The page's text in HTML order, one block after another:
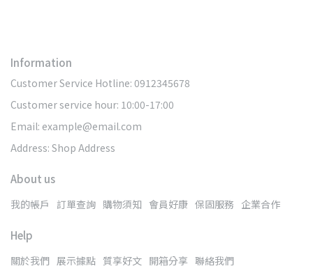
Information
Customer Service Hotline: 0912345678
Customer service hour: 10:00-17:00
Email: example@email.com
Address: Shop Address
About us
我的帳戶 訂單查詢 購物須知 會員好康 保固服務 企業合作
Help
關於我們 展示據點 質享好文 開箱分享 聯絡我們